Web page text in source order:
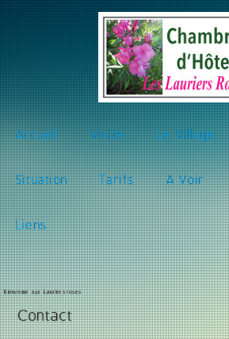
Accueil Visite Le Village
Situation Tarifs A Voir
Liens
Bienvenue aux Lauriers roses
Contact